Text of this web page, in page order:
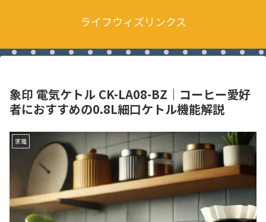
ライフウィズリンクス
象印 電気ケトル CK-LA08-BZ｜コーヒー愛好
者におすすめの0.8L細口ケトル機能解説
家電